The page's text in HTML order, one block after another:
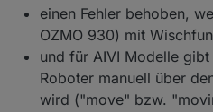
einen Fehler behoben,
OZMO 930) mit
und für AIVI Modelle
Roboter manuell über
wird ("move" bzw.